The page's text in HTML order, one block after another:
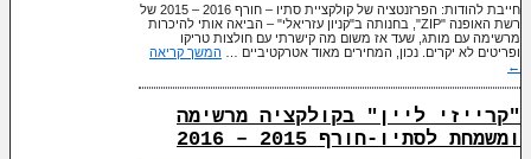
חייבת להודות: הפרזנטציה של קולקציית סתיו – חורף 2016 – 2015 של
רשת האופנה "ZIP", בחנותה ב"קניון עזריאלי" – הביאה אותי להיכרות
מרשימה עם מותג, שעד אז משום מה קישרתי עם חולצות טריקו
ופריטים לא יקרים. נכון, המחירים מאוד אטרקטיביים … המשך קריאה
←
"קרייזי ליין" בקולקציה מרשימה
ומשמחת לסתיו-חורף 2015 – 2016